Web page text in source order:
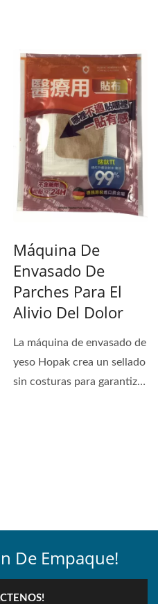
Máquina De
Envasado De
Parches Para El
Alivio Del Dolor
La máquina de envasado de
yeso Hopak crea un sellado
sin costuras para garantizar
De Empaque!